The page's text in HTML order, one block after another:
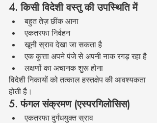
4. किसी विदेशी वस्तु की उपस्थिति में
बहुत तेज़ छींक आना
एकतरफा निर्वहन
खूनी स्राव देखा जा सकता है
एक कुत्ता अपने पंजे से अपनी नाक रगड़ रहा है
लक्षणों का अचानक शुरू होना
विदेशी निकायों को तत्काल हस्तक्षेप की आवश्यकता
होती है।
5. फंगल संक्रमण (एस्परगिलोसिस)
एकतरफा दुर्गंधयुक्त स्राव